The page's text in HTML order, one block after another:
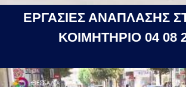
ΕΡΓΑΣΙΕΣ ΑΝΑΠΛΑΣΗΣ
ΚΟΙΜΗΤΗΡΙΟ 04 08